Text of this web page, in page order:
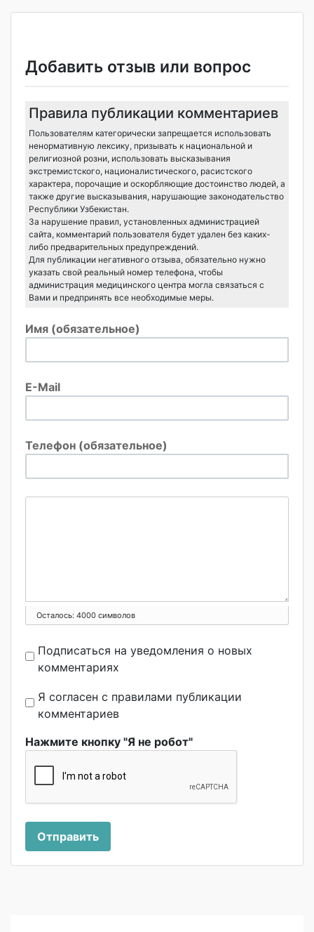
Добавить отзыв или вопрос
Правила публикации комментариев
Пользователям категорически запрещается использовать
ненормативную лексику, призывать к национальной и
религиозной розни, использовать высказывания
экстремистского, националистического, расистского
характера, порочащие и оскорбляющие достоинство людей, а
также другие высказывания, нарушающие законодательство
Республики Узбекистан.
За нарушение правил, установленных администрацией
сайта, комментарий пользователя будет удален без каких-
либо предварительных предупреждений.
Для публикации негативного отзыва, обязательно нужно
указать свой реальный номер телефона, чтобы
администрация медицинского центра могла связаться с
Вами и предпринять все необходимые меры.
Имя (обязательное)
E-Mail
Телефон (обязательное)
Осталось: 4000 символов
Подписаться на уведомления о новых
комментариях
Я согласен с правилами публикации
комментариев
Нажмите кнопку "Я не робот"
Отправить